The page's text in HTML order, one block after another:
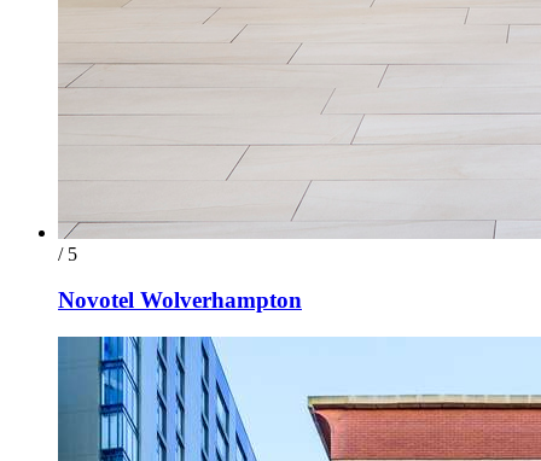
/ 5
Novotel Wolverhampton